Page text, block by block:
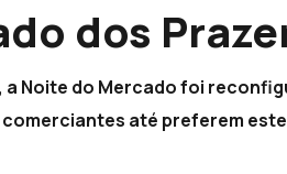
dos
a Noite do Mercado foi
até preferem